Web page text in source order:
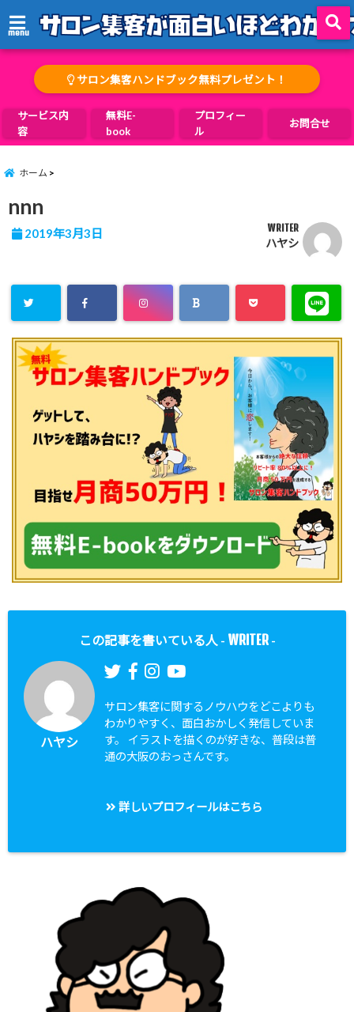
menu
サロン集客ハンドブック無料プレゼント！
サービス内
容
無料E-
book
プロフィー
ル
お問合せ
ホーム
nnn
2019年3月3日 WRITER
ハヤシ
この記事を書いている人 - WRITER-
ハヤシ
サロン集客に関するノウハウをどこよりも
わかりやすく、面白おかしく発信していま
す。 イラストを描くのが好きな、普段は普
通の大阪のおっさんです。
詳しいプロフィールはこちら